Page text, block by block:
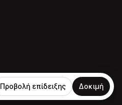
Προβολή επίδειξης Δοκιμή